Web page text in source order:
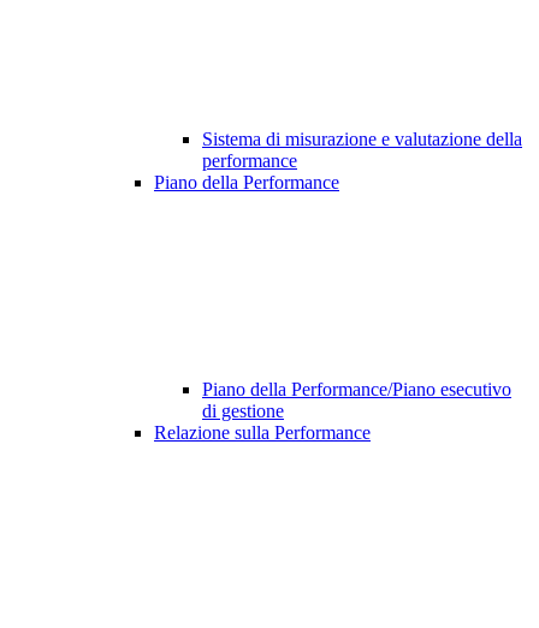
Sistema di misurazione e valutazione della
performance
Piano della Performance
Piano della Performance/Piano esecutivo
di gestione
Relazione sulla Performance